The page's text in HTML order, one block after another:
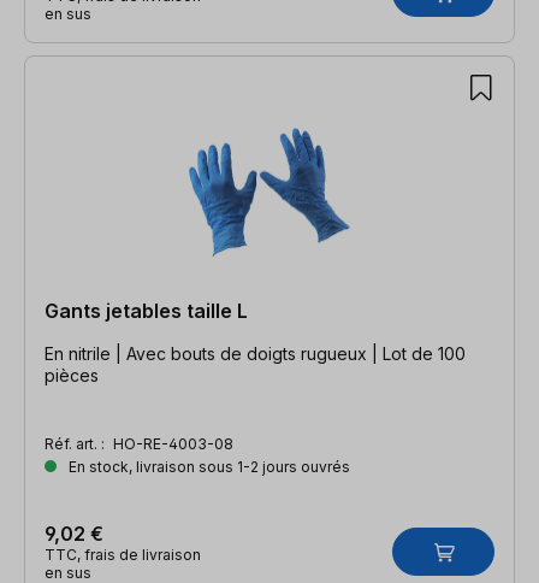
en sus
Gants jetables taille L
En nitrile | Avec bouts de doigts rugueux | Lot de 100
pièces
Réf. art. : HO-RE-4003-08
En stock, livraison sous 1-2 jours ouvrés
9,02 €
TTC, frais de livraison
en sus